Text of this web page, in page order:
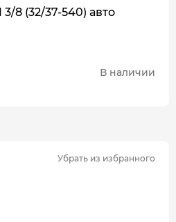
8 (32/37-540) авто
В наличии
Убрать из избранного